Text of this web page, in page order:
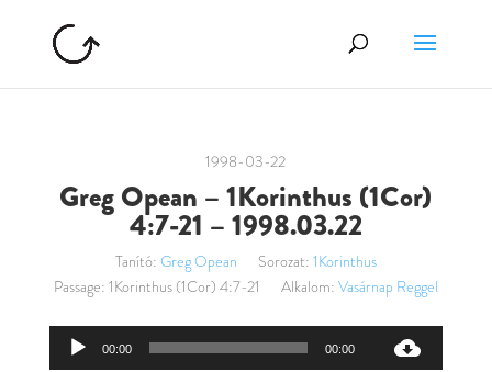
1998-03-22
Greg Opean – 1Korinthus (1Cor)
4:7-21 – 1998.03.22
Tanító: Greg Opean Sorozat: 1Korinthus
Passage: 1Korinthus (1Cor) 4:7-21 Alkalom: Vasárnap Reggel
Audió
00:00 00:00